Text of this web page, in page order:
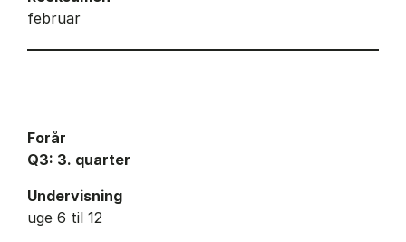
februar
Forår
Q3: 3. quarter
Undervisning
uge 6 til 12